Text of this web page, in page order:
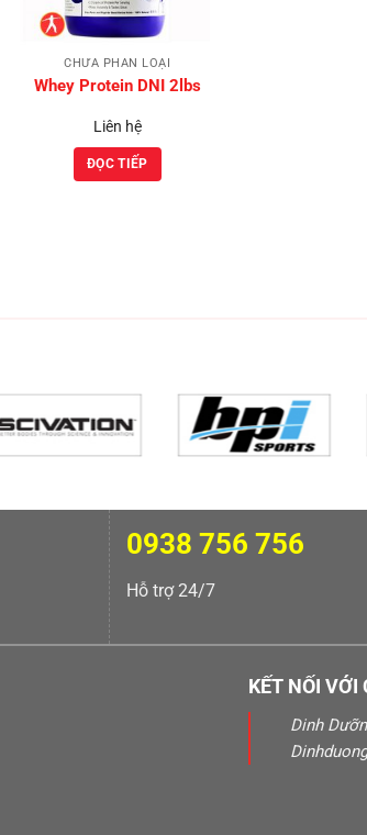
CHƯA PHÂN LOẠI
Whey Protein DNI 2lbs
Liên hệ
ĐỌC TIẾP
0938 756 756
Hỗ trợ 24/7
KẾT NỐI VỚI
Dinh